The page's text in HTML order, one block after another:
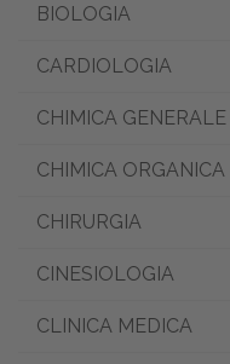
BIOLOGIA
CARDIOLOGIA
CHIMICA
CHIMICA ORGANICA
CHIRURGIA
CINESIOLOGIA
CLINICA MEDICA